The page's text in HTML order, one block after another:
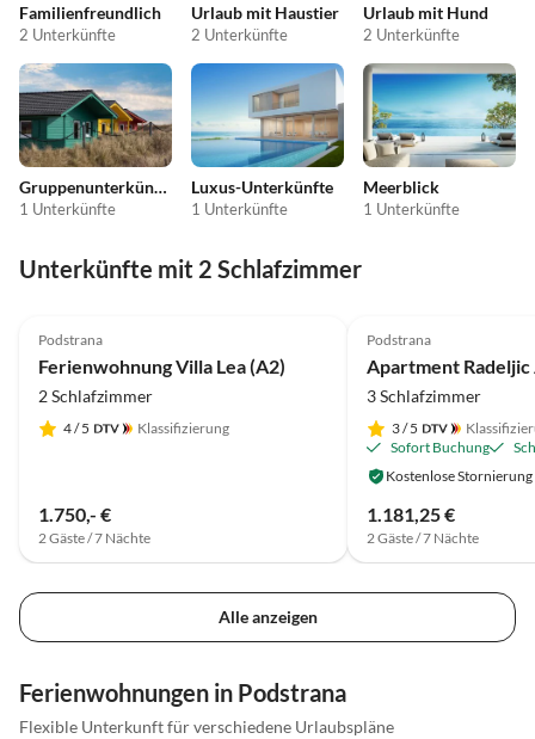
Familienfreundlich
2 Unterkünfte
Urlaub mit Haustier
2 Unterkünfte
Urlaub mit Hund
2 Unterkünfte
Gruppenunterkünfte
1 Unterkünfte
Luxus-Unterkünfte
1 Unterkünfte
Meerblick
1 Unterkünfte
Unterkünfte mit 2 Schlafzimmer
Podstrana
Ferienwohnung Villa Lea (A2)
2 Schlafzimmer
4/ 5 Klassifizierung
1.750,- €
2 Gäste / 7 Nächte
Podstrana
Apartment Radeljic
3 Schlafzimmer
3/ 5
Sofort Buchung
Kostenlose Stornierung
1.181,25 €
2 Gäste / 7 Nächte
Alle anzeigen
Ferienwohnungen in Podstrana
Flexible Unterkunft für verschiedene Urlaubspläne